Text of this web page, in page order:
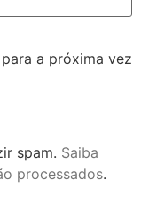
a próxima vez
spam. Saiba
processados.